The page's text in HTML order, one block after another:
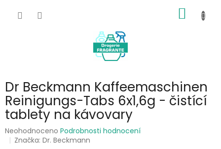
KOŠÍK
Dr Beckmann Kaffeemaschinen
Reinigungs-Tabs 6x1,6g - čistící
tablety na kávovary
Průměrné
hodnocení
Neohodnoceno Podrobnosti hodnocení
Značka:Dr. Beckmann